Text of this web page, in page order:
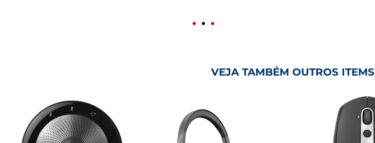
VEJA TAMBÉM OUTROS ITEMS